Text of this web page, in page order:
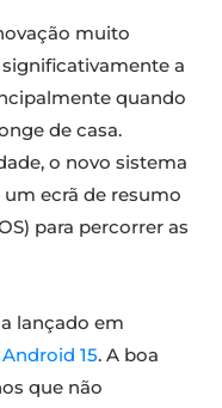
muito
a
quando
de casa.
o novo sistema
ecrã de resumo
para percorrer as
lançado em
Android 15. A boa
que não